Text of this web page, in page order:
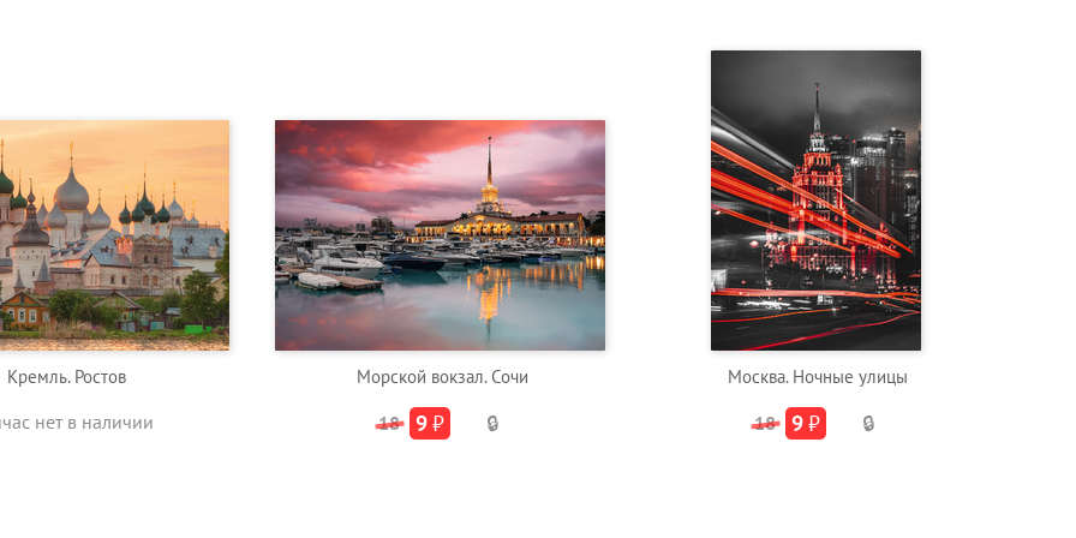
Кремль. Ростов
нет в наличии
Морской вокзал. Сочи
18 9₽ 🔒
Москва. Ночные улицы
18 9₽ 🔒